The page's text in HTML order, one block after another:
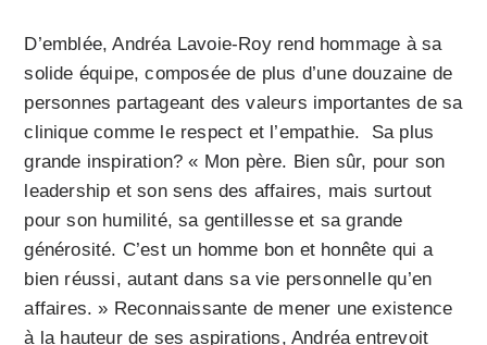
D’emblée, Andréa Lavoie-Roy rend hommage à sa
solide équipe, composée de plus d’une douzaine de
personnes partageant des valeurs importantes de sa
clinique comme le respect et l’empathie. Sa plus
grande inspiration? « Mon père. Bien sûr, pour son
leadership et son sens des affaires, mais surtout
pour son humilité, sa gentillesse et sa grande
générosité. C’est un homme bon et honnête qui a
bien réussi, autant dans sa vie personnelle qu’en
affaires. » Reconnaissante de mener une existence
à la hauteur de ses aspirations, Andréa entrevoit